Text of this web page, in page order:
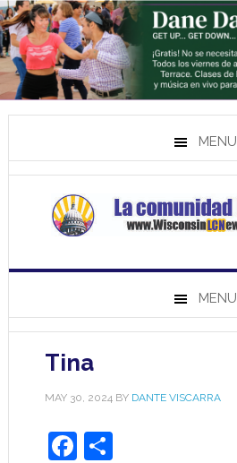
MENU
MENU
Tina
MAY 30, 2024BY DANTE VISCARRA
Facebook
Share